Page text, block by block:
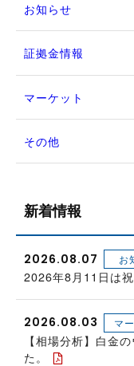
お知らせ
証拠金情報
マーケット
その他
新着情報
2026.08.07 お
2026年8月11日は祝
2026.08.03 マ
【相場分析】白金
た。